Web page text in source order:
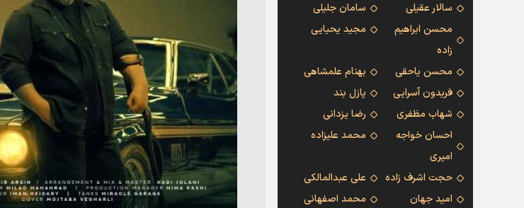
سالار عقیلی
سامان جلیلی
محسن ابراهیم
زاده
مجید یحیایی
محسن یاحقی
بهنام علمشاهی
فریدون آسرایی
پازل بند
شهاب مظفری
رضا یزدانی
احسان خواجه
امیری
محمد علیزاده
حجت اشرف زاده
علی عبدالمالکی
امید جهان
محمد اصفهانی